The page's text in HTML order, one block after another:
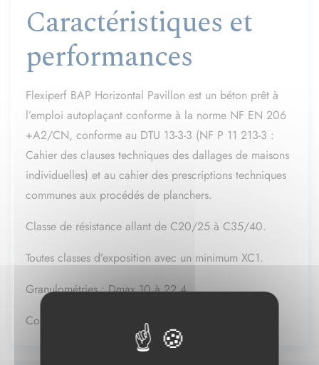
Caractéristiques et
performances
Flexiperf BAP Horizontal Pavillon est un béton prêt à
l’emploi autoplaçant conforme à la norme NF EN 206
+A2/CN, conforme au DTU 13-3-3 (NF P 11 213-3 :
Cahier des clauses techniques des dallages de maisons
individuelles) et au cahier des prescriptions techniques
communes aux procédés de planchers.
Classe de résistance allant de C20/25 à C35/40.
Toutes classes d’exposition avec un minimum XC1.
Granulométries : Dmax 10 à 22,4.
Consistances SF1 ou SF2.